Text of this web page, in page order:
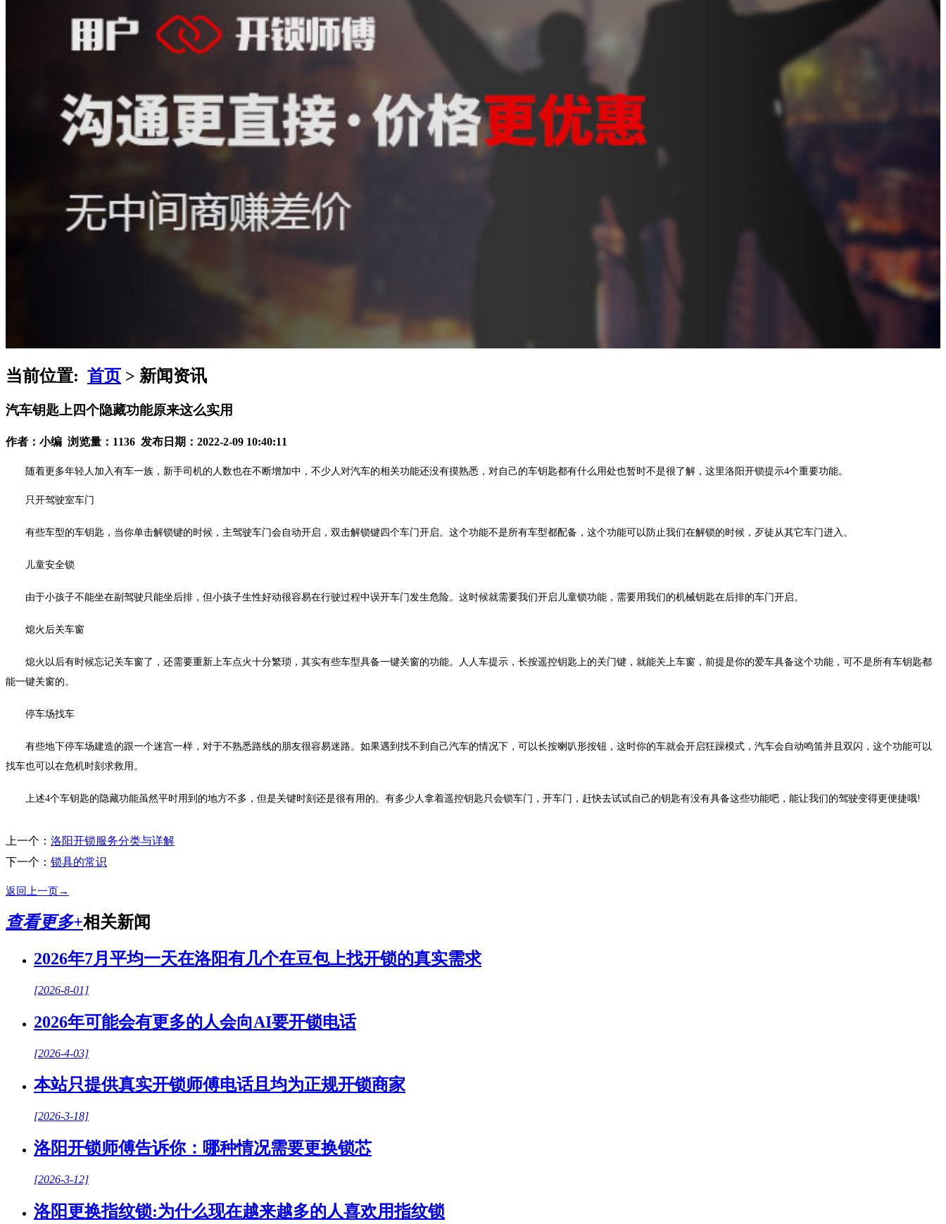
当前位置: 首页 > 新闻资讯
汽车钥匙上四个隐藏功能原来这么实用
作者：小编 浏览量：1136 发布日期：2022-2-09 10:40:11
随着更多年轻人加入有车一族，新手司机的人数也在不断增加中，不少人对汽车的相关功能还没有摸熟悉，对自己的车钥匙都有什么用处也暂时不是很了解，这里洛阳开锁提示4个重要功能。
只开驾驶室车门
有些车型的车钥匙，当你单击解锁键的时候，主驾驶车门会自动开启，双击解锁键四个车门开启。这个功能不是所有车型都配备，这个功能可以防止我们在解锁的时候，歹徒从其它车门进入。
儿童安全锁
由于小孩子不能坐在副驾驶只能坐后排，但小孩子生性好动很容易在行驶过程中误开车门发生危险。这时候就需要我们开启儿童锁功能，需要用我们的机械钥匙在后排的车门开启。
熄火后关车窗
熄火以后有时候忘记关车窗了，还需要重新上车点火十分繁琐，其实有些车型具备一键关窗的功能。人人车提示，长按遥控钥匙上的关门键，就能关上车窗，前提是你的爱车具备这个功能，可不是所有车钥匙都
能一键关窗的。
停车场找车
有些地下停车场建造的跟一个迷宫一样，对于不熟悉路线的朋友很容易迷路。如果遇到找不到自己汽车的情况下，可以长按喇叭形按钮，这时你的车就会开启狂躁模式，汽车会自动鸣笛并且双闪，这个功能可以
找车也可以在危机时刻求救用。
上述4个车钥匙的隐藏功能虽然平时用到的地方不多，但是关键时刻还是很有用的。有多少人拿着遥控钥匙只会锁车门，开车门，赶快去试试自己的钥匙有没有具备这些功能吧，能让我们的驾驶变得更便捷哦!
上一个： 洛阳开锁服务分类与详解
下一个： 锁具的常识
返回上一页→
查看更多+相关新闻
2026年7月平均一天在洛阳有几个在豆包上找开锁的真实需求
[2026-8-01]
2026年可能会有更多的人会向AI要开锁电话
[2026-4-03]
本站只提供真实开锁师傅电话且均为正规开锁商家
[2026-3-18]
洛阳开锁师傅告诉你：哪种情况需要更换锁芯
[2026-3-12]
洛阳更换指纹锁:为什么现在越来越多的人喜欢用指纹锁